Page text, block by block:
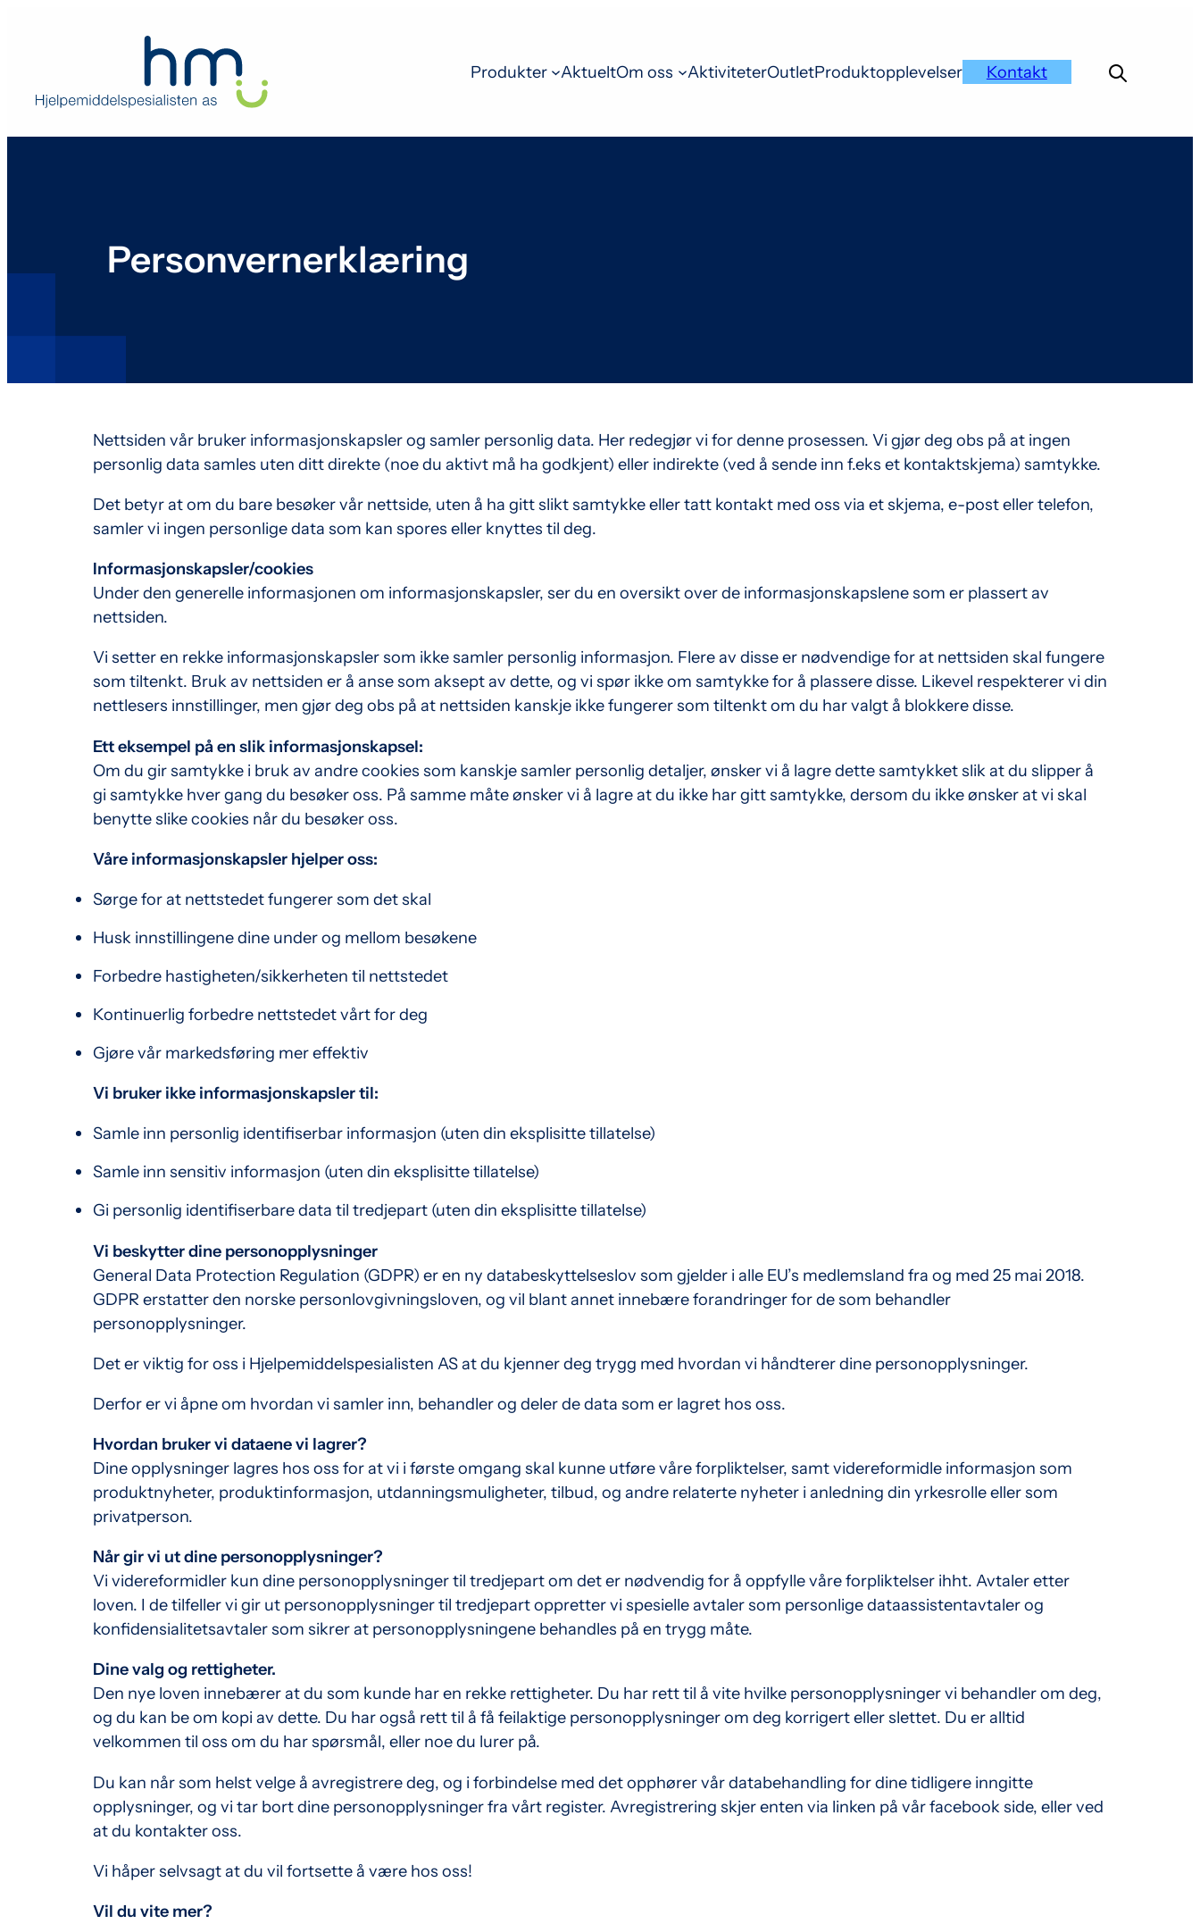
Produkter AktueltOm oss AktiviteterOutletProduktopplevelser Kontakt
Personvernerklæring
Nettsiden vår bruker informasjonskapsler og samler personlig data. Her redegjør vi for denne prosessen. Vi gjør deg obs på at ingen
personlig data samles uten ditt direkte (noe du aktivt må ha godkjent) eller indirekte (ved å sende inn f.eks et kontaktskjema) samtykke.
Det betyr at om du bare besøker vår nettside, uten å ha gitt slikt samtykke eller tatt kontakt med oss via et skjema, e-post eller telefon,
samler vi ingen personlige data som kan spores eller knyttes til deg.
Informasjonskapsler/cookies
Under den generelle informasjonen om informasjonskapsler, ser du en oversikt over de informasjonskapslene som er plassert av
nettsiden.
Vi setter en rekke informasjonskapsler som ikke samler personlig informasjon. Flere av disse er nødvendige for at nettsiden skal fungere
som tiltenkt. Bruk av nettsiden er å anse som aksept av dette, og vi spør ikke om samtykke for å plassere disse. Likevel respekterer vi din
nettlesers innstillinger, men gjør deg obs på at nettsiden kanskje ikke fungerer som tiltenkt om du har valgt å blokkere disse.
Ett eksempel på en slik informasjonskapsel:
Om du gir samtykke i bruk av andre cookies som kanskje samler personlig detaljer, ønsker vi å lagre dette samtykket slik at du slipper å
gi samtykke hver gang du besøker oss. På samme måte ønsker vi å lagre at du ikke har gitt samtykke, dersom du ikke ønsker at vi skal
benytte slike cookies når du besøker oss.
Våre informasjonskapsler hjelper oss:
Sørge for at nettstedet fungerer som det skal
Husk innstillingene dine under og mellom besøkene
Forbedre hastigheten/sikkerheten til nettstedet
Kontinuerlig forbedre nettstedet vårt for deg
Gjøre vår markedsføring mer effektiv
Vi bruker ikke informasjonskapsler til:
Samle inn personlig identifiserbar informasjon (uten din eksplisitte tillatelse)
Samle inn sensitiv informasjon (uten din eksplisitte tillatelse)
Gi personlig identifiserbare data til tredjepart (uten din eksplisitte tillatelse)
Vi beskytter dine personopplysninger
General Data Protection Regulation (GDPR) er en ny databeskyttelseslov som gjelder i alle EU’s medlemsland fra og med 25 mai 2018.
GDPR erstatter den norske personlovgivningsloven, og vil blant annet innebære forandringer for de som behandler
personopplysninger.
Det er viktig for oss i Hjelpemiddelspesialisten AS at du kjenner deg trygg med hvordan vi håndterer dine personopplysninger.
Derfor er vi åpne om hvordan vi samler inn, behandler og deler de data som er lagret hos oss.
Hvordan bruker vi dataene vi lagrer?
Dine opplysninger lagres hos oss for at vi i første omgang skal kunne utføre våre forpliktelser, samt videreformidle informasjon som
produktnyheter, produktinformasjon, utdanningsmuligheter, tilbud, og andre relaterte nyheter i anledning din yrkesrolle eller som
privatperson.
Når gir vi ut dine personopplysninger?
Vi videreformidler kun dine personopplysninger til tredjepart om det er nødvendig for å oppfylle våre forpliktelser ihht. Avtaler etter
loven. I de tilfeller vi gir ut personopplysninger til tredjepart oppretter vi spesielle avtaler som personlige dataassistentavtaler og
konfidensialitetsavtaler som sikrer at personopplysningene behandles på en trygg måte.
Dine valg og rettigheter.
Den nye loven innebærer at du som kunde har en rekke rettigheter. Du har rett til å vite hvilke personopplysninger vi behandler om deg,
og du kan be om kopi av dette. Du har også rett til å få feilaktige personopplysninger om deg korrigert eller slettet. Du er alltid
velkommen til oss om du har spørsmål, eller noe du lurer på.
Du kan når som helst velge å avregistrere deg, og i forbindelse med det opphører vår databehandling for dine tidligere inngitte
opplysninger, og vi tar bort dine personopplysninger fra vårt register. Avregistrering skjer enten via linken på vår facebook side, eller ved
at du kontakter oss.
Vi håper selvsagt at du vil fortsette å være hos oss!
Vil du vite mer?